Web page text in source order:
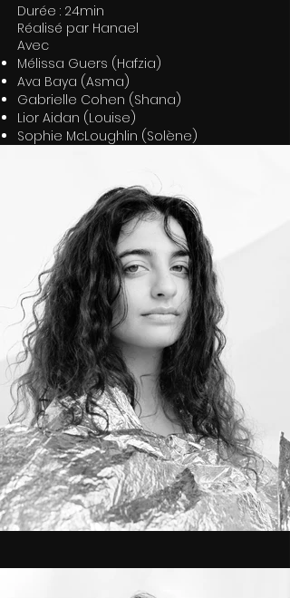
Durée : 24min
Réalisé par Hanael
Avec
Mélissa Guers (Hafzia)
Ava Baya (Asma)
Gabrielle Cohen (Shana)
Lior Aidan (Louise)
Sophie McLoughlin (Solène)